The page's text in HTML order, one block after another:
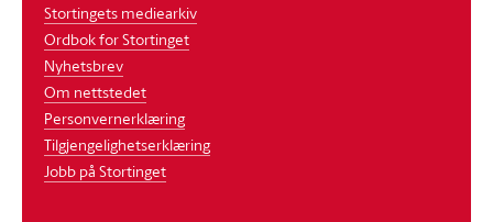
Stortingets mediearkiv
Ordbok for Stortinget
Nyhetsbrev
Om nettstedet
Personvernerklæring
Tilgjengelighetserklæring
Jobb på Stortinget